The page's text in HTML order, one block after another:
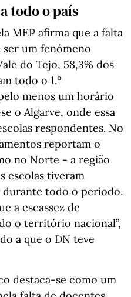
todo o país
MEP afirma que a falta
um fenómeno
do Tejo, 58,3% dos
todo o 1.º
menos um horário
o Algarve, onde essa
respondentes. No
reportam o
no Norte - a região
escolas tiveram
durante todo o período.
a escassez de
o território nacional”,
a que o DN teve
destaca-se como um